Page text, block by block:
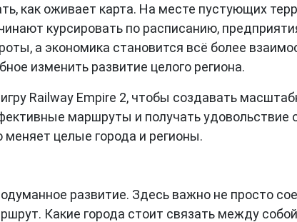
как оживает карта. На месте пустующих
курсировать по расписанию,
а экономика становится всё более
изменить развитие целого региона.
Railway Empire 2, чтобы создавать
маршруты и получать удовольствие
меняет целые города и регионы.
развитие. Здесь важно не просто
Какие города стоит связать между